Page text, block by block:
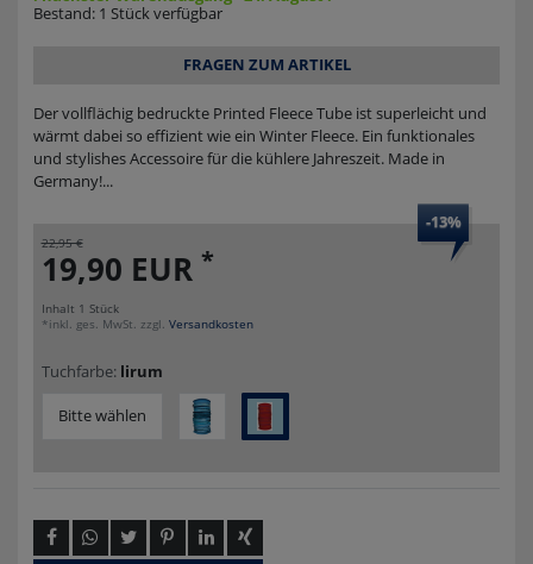
Bestand: 1 Stück verfügbar
FRAGEN ZUM ARTIKEL
Der vollflächig bedruckte Printed Fleece Tube ist superleicht und
wärmt dabei so effizient wie ein Winter Fleece. Ein funktionales
und stylishes Accessoire für die kühlere Jahreszeit. Made in
Germany!...
-13%
22,95 €
19,90 EUR *
Inhalt 1 Stück
*inkl. ges. MwSt. zzgl. Versandkosten
Tuchfarbe: lirum
Bitte wählen